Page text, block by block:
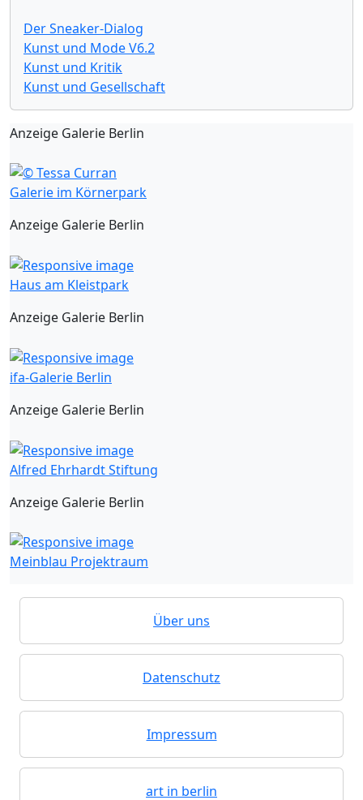
Der Sneaker-Dialog
Kunst und Mode V6.2
Kunst und Kritik
Kunst und Gesellschaft
Anzeige Galerie Berlin
Galerie im Körnerpark
Anzeige Galerie Berlin
Haus am Kleistpark
Anzeige Galerie Berlin
ifa-Galerie Berlin
Anzeige Galerie Berlin
Alfred Ehrhardt Stiftung
Anzeige Galerie Berlin
Meinblau Projektraum
Über uns
Datenschutz
Impressum
art in berlin